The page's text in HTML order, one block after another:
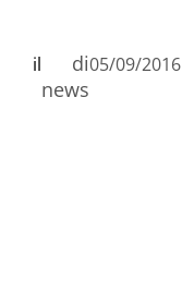
di
news
il 05/09/2016